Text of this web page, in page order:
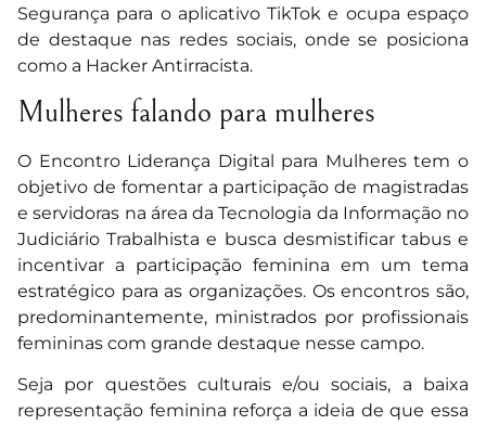
Segurança para o aplicativo TikTok e ocupa espaço
de destaque nas redes sociais, onde se posiciona
como a Hacker Antirracista.
Mulheres falando para mulheres
O Encontro Liderança Digital para Mulheres tem o
objetivo de fomentar a participação de magistradas
e servidoras na área da Tecnologia da Informação no
Judiciário Trabalhista e busca desmistificar tabus e
incentivar a participação feminina em um tema
estratégico para as organizações. Os encontros são,
predominantemente, ministrados por profissionais
femininas com grande destaque nesse campo.
Seja por questões culturais e/ou sociais, a baixa
representação feminina reforça a ideia de que essa